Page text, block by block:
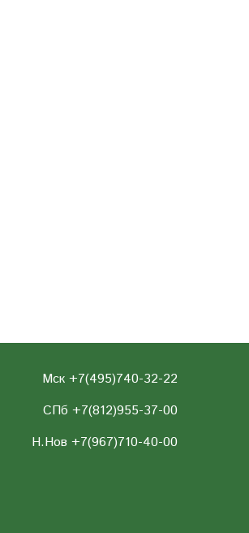
Мск +7(495)740-32-22
СПб +7(812)955-37-00
Н.Нов +7(967)710-40-00